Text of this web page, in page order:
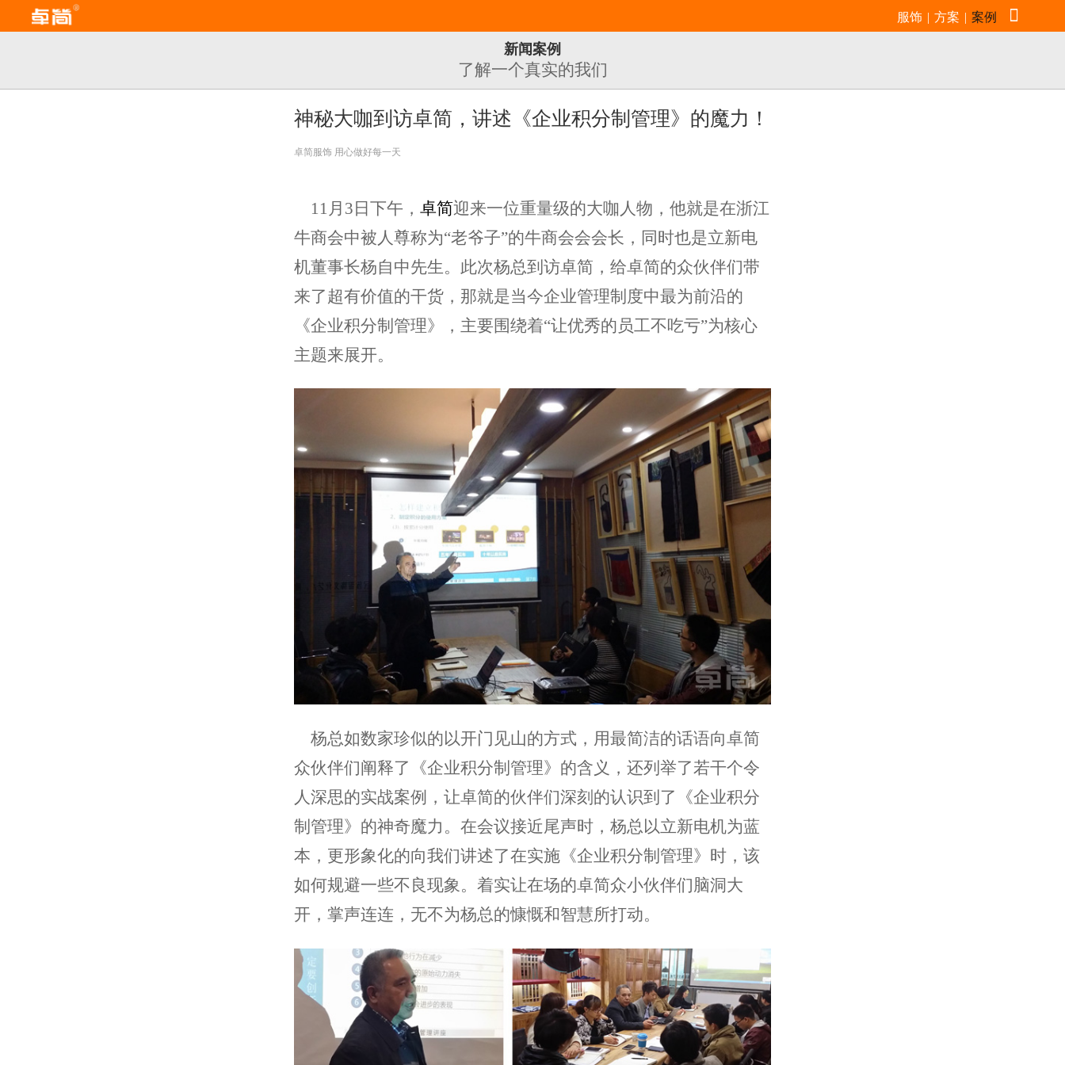
服饰 | 方案 | 案例 
新闻案例
了解一个真实的我们
神秘大咖到访卓简，讲述《企业积分制管理》的魔力！
卓简服饰 用心做好每一天
11月3日下午，卓简迎来一位重量级的大咖人物，他就是在浙江
牛商会中被人尊称为“老爷子”的牛商会会会长，同时也是立新电
机董事长杨自中先生。此次杨总到访卓简，给卓简的众伙伴们带
来了超有价值的干货，那就是当今企业管理制度中最为前沿的
《企业积分制管理》，主要围绕着“让优秀的员工不吃亏”为核心
主题来展开。
杨总如数家珍似的以开门见山的方式，用最简洁的话语向卓简
众伙伴们阐释了《企业积分制管理》的含义，还列举了若干个令
人深思的实战案例，让卓简的伙伴们深刻的认识到了《企业积分
制管理》的神奇魔力。在会议接近尾声时，杨总以立新电机为蓝
本，更形象化的向我们讲述了在实施《企业积分制管理》时，该
如何规避一些不良现象。着实让在场的卓简众小伙伴们脑洞大
开，掌声连连，无不为杨总的慷慨和智慧所打动。